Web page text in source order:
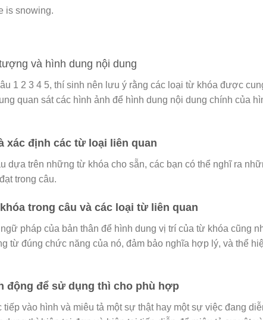
is snowing.
và hình dung nội dung
1 2 3 4 5, thí sinh nên lưu ý rằng các loại từ khóa được
quan sát các hình ảnh để hình dung nội dung chính của
xác định các từ loại liên quan
dựa trên những từ khóa cho sẵn, các bạn có thể nghĩ ra
trong câu.
trong câu và các loại từ liên quan
pháp của bản thân để hình dung vị trí của từ khóa cũng
từ đúng chức năng của nó, đảm bảo nghĩa hợp lý, và thể
động để sử dụng thì cho phù hợp
vào hình và miêu tả một sự thật hay một sự việc đang